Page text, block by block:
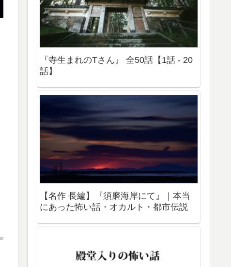
『寺生まれのTさん』 全50話【1話 - 20
話】
【名作 長編】『須磨海岸にて』｜本当
にあった怖い話・オカルト・都市伝説